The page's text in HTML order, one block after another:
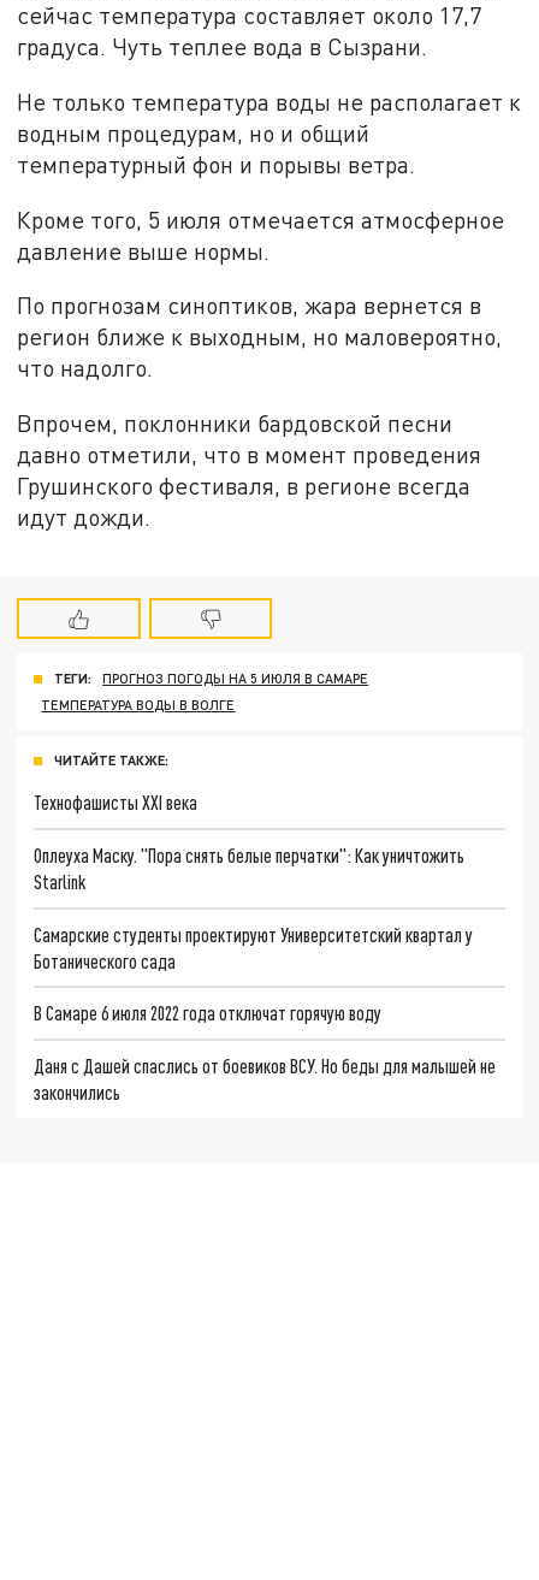
сейчас температура составляет около 17,7
градуса. Чуть теплее вода в Сызрани.
Не только температура воды не располагает к
водным процедурам, но и общий
температурный фон и порывы ветра.
Кроме того, 5 июля отмечается атмосферное
давление выше нормы.
По прогнозам синоптиков, жара вернется в
регион ближе к выходным, но маловероятно,
что надолго.
Впрочем, поклонники бардовской песни
давно отметили, что в момент проведения
Грушинского фестиваля, в регионе всегда
идут дожди.
ТЕГИ:
ПРОГНОЗ ПОГОДЫ НА 5 ИЮЛЯ В САМАРЕ
ТЕМПЕРАТУРА ВОДЫ В ВОЛГЕ
ЧИТАЙТЕ ТАКЖЕ:
Технофашисты XXI века
Оплеуха Маску. "Пора снять белые перчатки": Как уничтожить
Starlink
Самарские студенты проектируют Университетский квартал у
Ботанического сада
В Самаре 6 июля 2022 года отключат горячую воду
Даня с Дашей спаслись от боевиков ВСУ. Но беды для малышей не
закончились